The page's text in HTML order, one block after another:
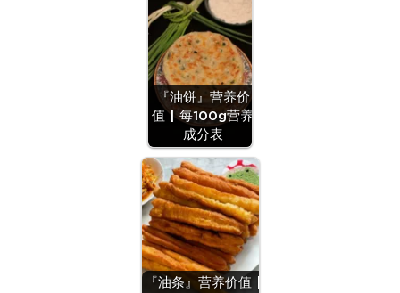
『油饼』营养价
值 | 每100g营养
成分表
『油条』营养价值 |